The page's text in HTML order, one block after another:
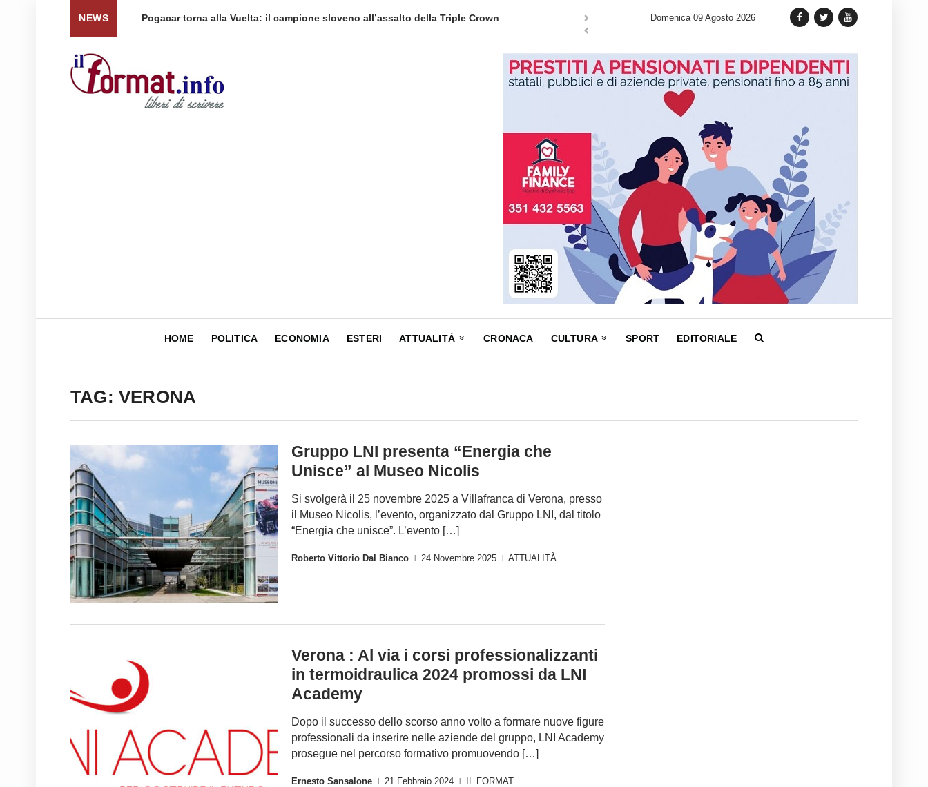
NEWS
per le spedizioni ... Pogacar torna alla Vuelta: il campione sloveno all’assalto della Triple Crown Il fascino intramontabile del Dress Watch: cinque fasce di prezzo per
Domenica 09 Agosto 2026
HOME POLITICA ECONOMIA ESTERI ATTUALITÀ CRONACA CULTURA SPORT EDITORIALE
TAG: VERONA
Gruppo LNI presenta “Energia che
Unisce” al Museo Nicolis
Si svolgerà il 25 novembre 2025 a Villafranca di Verona, presso
il Museo Nicolis, l’evento, organizzato dal Gruppo LNI, dal titolo
“Energia che unisce”. L’evento […]
Roberto Vittorio Dal Bianco 24 Novembre 2025 ATTUALITÀ
Verona : Al via i corsi professionalizzanti
in termoidraulica 2024 promossi da LNI
Academy
Dopo il successo dello scorso anno volto a formare nuove figure
professionali da inserire nelle aziende del gruppo, LNI Academy
prosegue nel percorso formativo promuovendo […]
Ernesto Sansalone 21 Febbraio 2024 IL FORMAT